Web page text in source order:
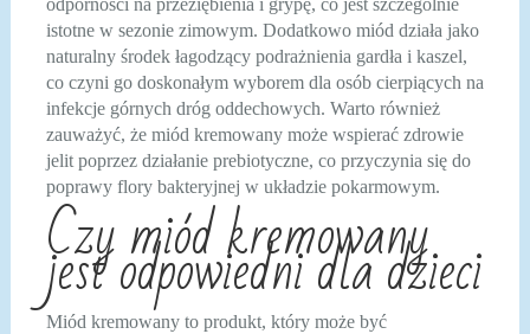
istotne w sezonie zimowym. Dodatkowo miód działa jako
naturalny środek łagodzący podrażnienia gardła i kaszel,
co czyni go doskonałym wyborem dla osób cierpiących na
infekcje górnych dróg oddechowych. Warto również
zauważyć, że miód kremowany może wspierać zdrowie
jelit poprzez działanie prebiotyczne, co przyczynia się do
poprawy flory bakteryjnej w układzie pokarmowym.
Czy miód kremowany
jest odpowiedni dla dzieci
Miód kremowany to produkt, który może być